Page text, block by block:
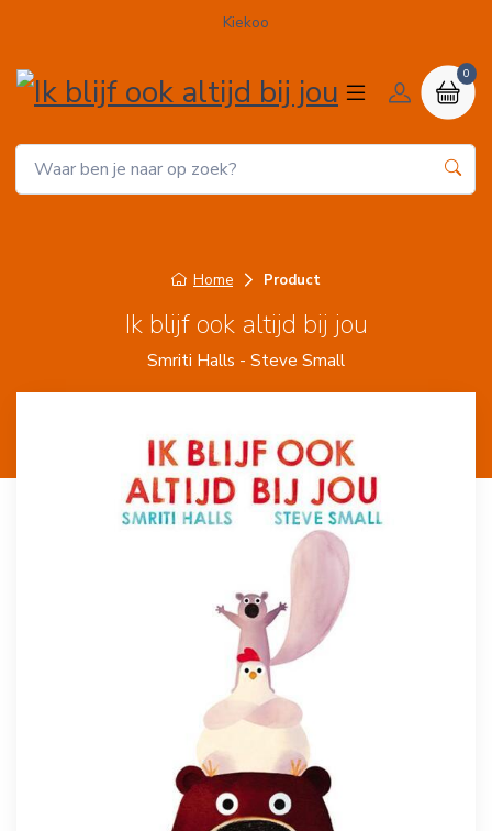
Kiekoo
0
Home Product
Ik blijf ook altijd bij jou
Smriti Halls - Steve Small